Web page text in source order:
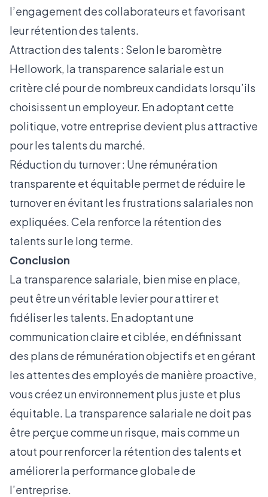
l’engagement des collaborateurs et favorisant
leur rétention des talents.
Attraction des talents : Selon le baromètre
Hellowork, la transparence salariale est un
critère clé pour de nombreux candidats lorsqu’ils
choisissent un employeur. En adoptant cette
politique, votre entreprise devient plus attractive
pour les talents du marché.
Réduction du turnover : Une rémunération
transparente et équitable permet de réduire le
turnover en évitant les frustrations salariales non
expliquées. Cela renforce la rétention des
talents sur le long terme.
Conclusion
La transparence salariale, bien mise en place,
peut être un véritable levier pour attirer et
fidéliser les talents. En adoptant une
communication claire et ciblée, en définissant
des plans de rémunération objectifs et en gérant
les attentes des employés de manière proactive,
vous créez un environnement plus juste et plus
équitable. La transparence salariale ne doit pas
être perçue comme un risque, mais comme un
atout pour renforcer la rétention des talents et
améliorer la performance globale de
l’entreprise.